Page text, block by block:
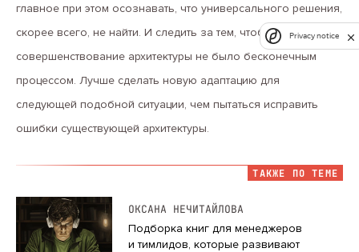
главное при этом осознавать, что универсального решения,
скорее всего, не найти. И следить за тем, чтобы
совершенствование архитектуры не было бесконечным
процессом. Лучше сделать новую адаптацию для
следующей подобной ситуации, чем пытаться исправить
ошибки существующей архитектуры.
ТАКЖЕ ПО ТЕМЕ
ОКСАНА НЕЧИТАЙЛОВА
Подборка книг для менеджеров
и тимлидов, которые развивают
Privacy notice